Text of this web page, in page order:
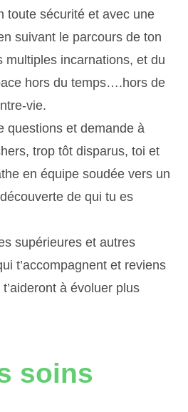
toute sécurité et avec une
suivant le parcours de ton
multiples incarnations, et du
hors du temps….hors de
vie.
questions et demande à
trop tôt disparus, toi et
en équipe soudée vers un
de qui tu es
supérieures et autres
t’accompagnent et reviens
à évoluer plus
soins